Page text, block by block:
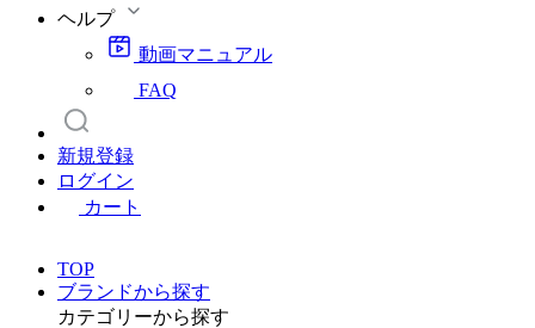
ヘルプ
動画マニュアル
FAQ
新規登録
ログイン
カート
TOP
ブランドから探す
カテゴリーから探す